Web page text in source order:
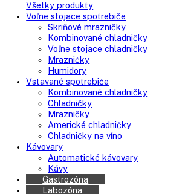
Všetky produkty
Voľne stojace spotrebiče
Skriňové mrazničky
Kombinované chladničky
Voľne stojace chladničky
Mrazničky
Humidory
Vstavané spotrebiče
Kombinované chladničky
Chladničky
Mrazničky
Americké chladničky
Chladničky na víno
Kávovary
Automatické kávovary